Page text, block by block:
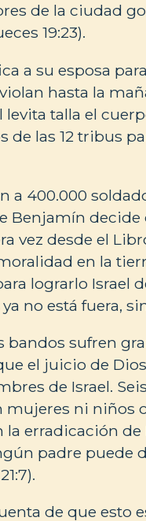
de la ciudad
19:23).
a su esposa
hasta la
levita talla el
de las 12 tribus
a 400.000
Benjamín
vez desde el
en la
lograrlo Israel
no está fuera,
bandos sufren
el juicio de
de Israel.
ni niños
erradicación
padre puede
de que esto